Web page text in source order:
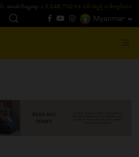
ရည်ရွှေဈေး :3,770,000 - ပြင်ပပေါက်စျေး (၁၆ ပဲရည် တစ်ကျပ်
Myanmar